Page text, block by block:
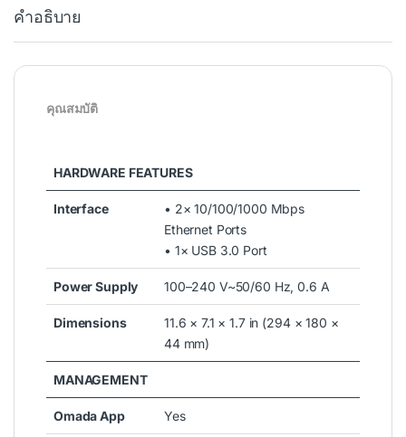
คำอธิบาย
คุณสมบัติ
HARDWARE FEATURES
Interface
• 2× 10/100/1000 Mbps
Ethernet Ports
• 1× USB 3.0 Port
Power Supply 100–240 V~50/60 Hz, 0.6 A
Dimensions
11.6 × 7.1 × 1.7 in (294 × 180 ×
44 mm)
MANAGEMENT
Omada App Yes